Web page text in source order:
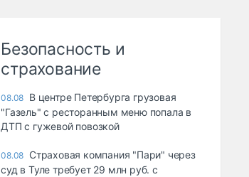
Безопасность и
страхование
08.08 В центре Петербурга грузовая
"Газель" с ресторанным меню попала в
ДТП с гужевой повозкой
08.08 Страховая компания "Пари" через
суд в Туле требует 29 млн руб. с